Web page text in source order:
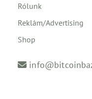
Rólunk
Reklám/Advertising
Shop